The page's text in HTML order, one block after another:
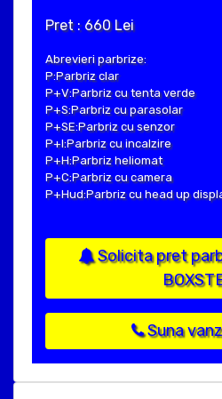
Pret : 660 Lei
Abrevieri parbrize:
P:Parbriz clar
P+V:Parbriz cu tenta verde
P+S:Parbriz cu parasolar
P+SE:Parbriz cu senzor
P+I:Parbriz cu incalzire
P+H:Parbriz heliomat
P+C:Parbriz cu camera
P+Hud:Parbriz cu head up
Solicita pret
Suna